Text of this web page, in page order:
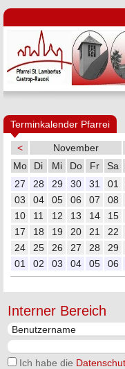
Terminkalender Pfarrei
< November
Mo
Di Mi Do Fr Sa
27
28 29 30 31 01
03
04 05 06 07 08
10
11 12 13 14 15
17
18 19 20 21 22
24
25 26 27 28 29
01
02 03 04 05 06
Interner Bereich
Ich habe die